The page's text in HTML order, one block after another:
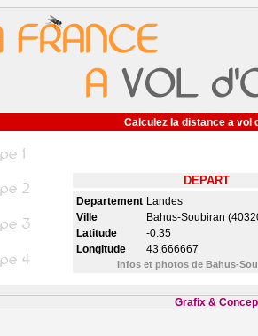
Calculez la distance a vol
DEPART
Departement Landes
Ville
Bahus-Soubiran
Latitude
-0.35
Longitude
43.666667
Infos et photos de Bahus-
Grafix &